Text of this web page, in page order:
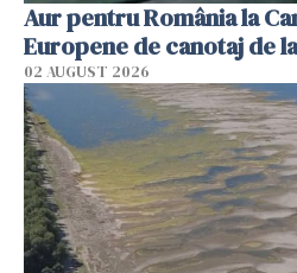
Aur pentru România la
Europene de canotaj de
02 AUGUST 2026